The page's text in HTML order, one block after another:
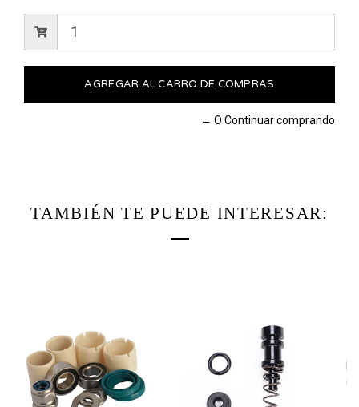
← O Continuar comprando
TAMBIÉN TE PUEDE INTERESAR: